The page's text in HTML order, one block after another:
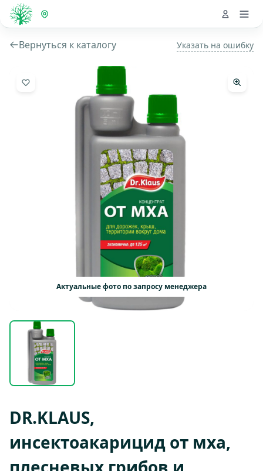
Вернуться к каталогу Указать на ошибку
Актуальные фото по запросу менеджера
DR.KLAUS,
инсектоакарицид от мха,